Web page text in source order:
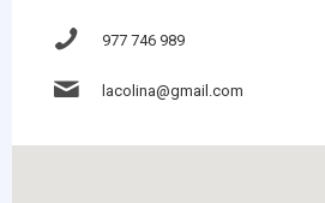
977 746 989
lacolina@gmail.com